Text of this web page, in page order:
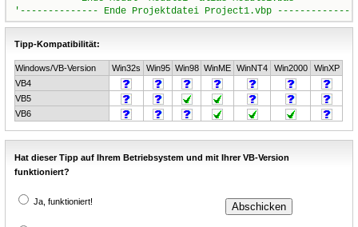
Tipp-Kompatibilität:
Windows/VB-Version Win32s Win95 Win98 WinME WinNT4 Win2000
WinXP
VB4
VB5
VB6
Hat dieser Tipp auf Ihrem Betriebsystem und mit Ihrer VB-Version
funktioniert?
Ja, funktioniert!